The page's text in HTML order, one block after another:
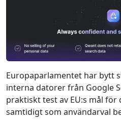
Europaparlamentet har bytt
interna datorer från Google
praktiskt test av EU:s mål
samtidigt som användarval